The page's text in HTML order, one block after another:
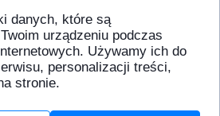
danych, które są
urządzeniu podczas
Używamy ich do
personalizacji treści,
stronie.